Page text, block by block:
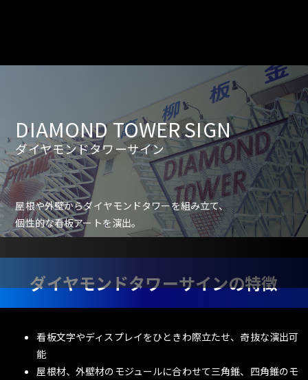
DIAMOND TOWER SIGN
ダイヤモンドタワーサイン
屋根や外壁からダイヤモンドタワーを組み立て、
個性的な看板アートを演出。
ダイヤモンドタワーサインの特徴
看板文字やディスプレイをひときわ際立たせ、奇抜な演出可
能
屋根材、外壁材のモジュールに合わせて三角錐、四角錐のモ